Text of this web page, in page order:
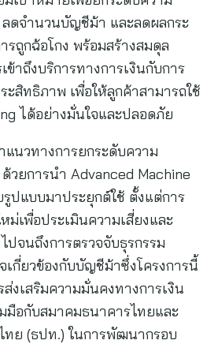
ดจำนวนบัญชีม้า และลดผลกระ
ถูกฉ้อโกง พร้อมสร้างสมดุล
ข้าถึงบริการทางการเงินกับการ
สิทธิภาพ เพื่อให้ลูกค้าสามารถใช้
ได้อย่างมั่นใจและปลอดภัย
นวทางการยกระดับความ
วยการนำ Advanced Machine
ปแบบมาประยุกต์ใช้ ตั้งแต่การ
ม่เพื่อประเมินความเสี่ยงและ
ปจนถึงการตรวจจับธุรกรรม
กี่ยวข้องกับบัญชีม้าซึ่งโครงการนี้
งเสริมความมั่นคงทางการเงิน
มือกับสมาคมธนาคารไทยและ
ทย (ธปท.) ในการพัฒนากรอบ